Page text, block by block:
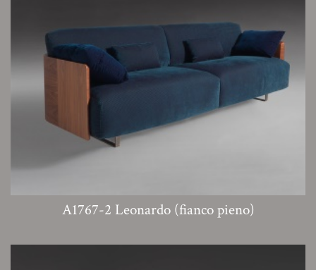
A1767-2 Leonardo (fianco pieno)